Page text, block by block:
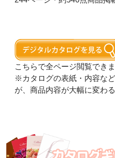
こちらで全ページ閲覧できま
※カタログの表紙・内容な
が、商品内容が大幅に変わ